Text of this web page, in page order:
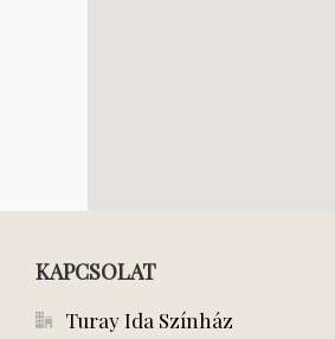
KAPCSOLAT
Turay Ida Színház